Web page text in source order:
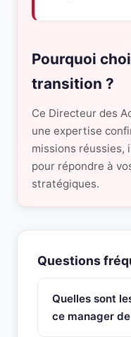
Pourquoi
transition ?
Ce Directeur des
une expertise
missions
pour répondre à
stratégiques.
Questions
Quelles sont
ce manager